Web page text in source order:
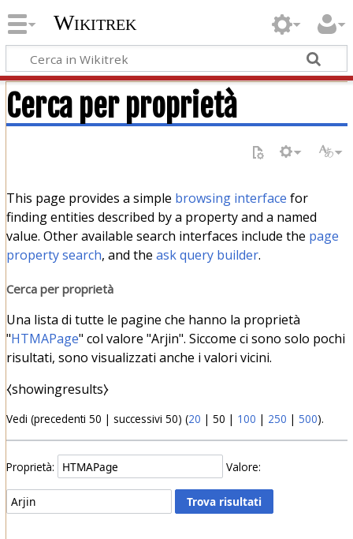
Wikitrek
Cerca per proprietà
This page provides a simple browsing interface for
finding entities described by a property and a named
value. Other available search interfaces include the page
property search, and the ask query builder.
Cerca per proprietà
Una lista di tutte le pagine che hanno la proprietà
"HTMAPage" col valore "Arjin". Siccome ci sono solo pochi
risultati, sono visualizzati anche i valori vicini.
⧼showingresults⧽
Vedi (precedenti 50 | successivi 50) (20 | 50 | 100 | 250 | 500).
Proprietà: Valore: